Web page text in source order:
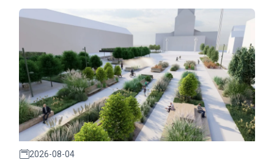
2026-08-04